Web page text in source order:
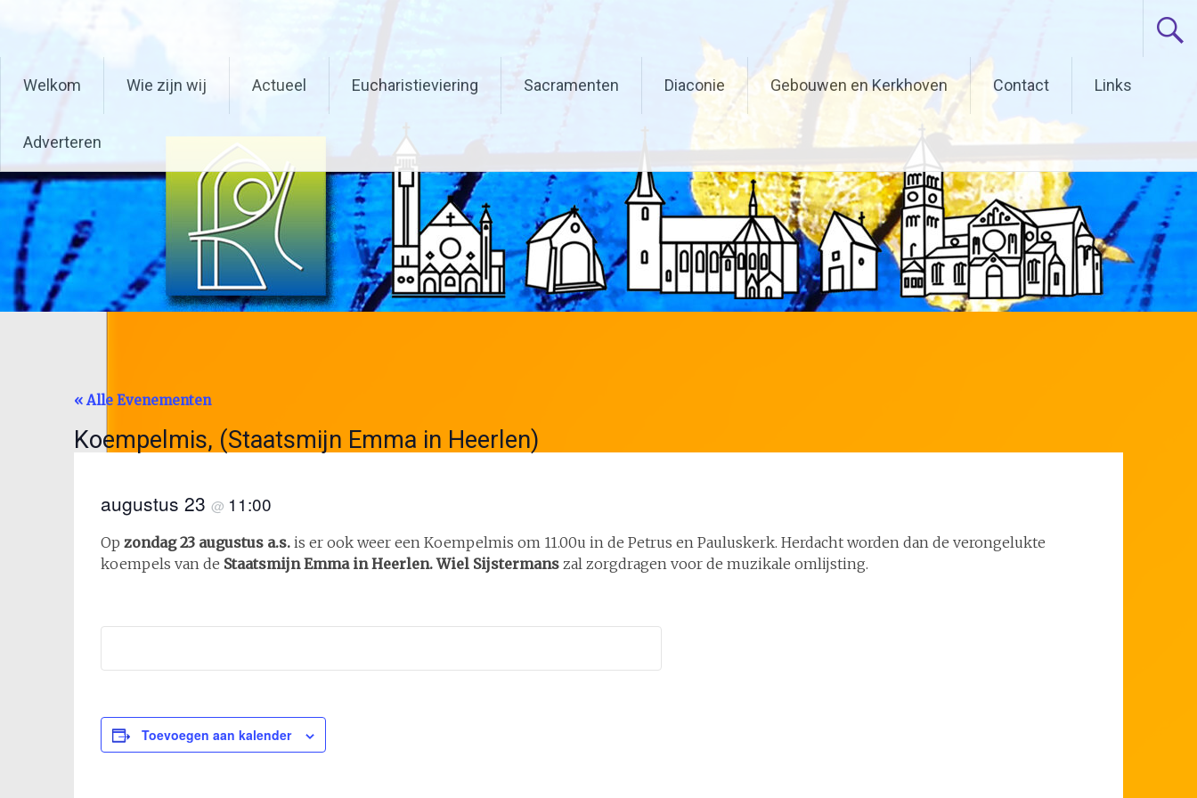
de
inhoud
Parochiefederatie Schaesberg, Nieuwenhagen en Nieuwenhagerheide
Welkom Wie zijn wij Actueel Eucharistieviering Sacramenten Diaconie Gebouwen en Kerkhoven Contact Links
Adverteren
« Alle Evenementen
Koempelmis, (Staatsmijn Emma in Heerlen)
augustus 23 @ 11:00
Op zondag 23 augustus a.s. is er ook weer een Koempelmis om 11.00u in de Petrus en Pauluskerk. Herdacht worden dan de verongelukte
koempels van de Staatsmijn Emma in Heerlen. Wiel Sijstermans zal zorgdragen voor de muzikale omlijsting.
Toevoegen aan kalender